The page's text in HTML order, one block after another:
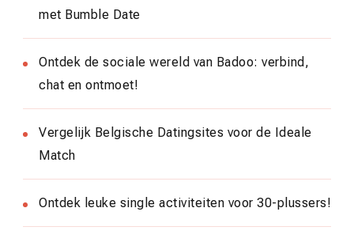
met Bumble Date
Ontdek de sociale wereld van Badoo: verbind,
chat en ontmoet!
Vergelijk Belgische Datingsites voor de Ideale
Match
Ontdek leuke single activiteiten voor 30-plussers!